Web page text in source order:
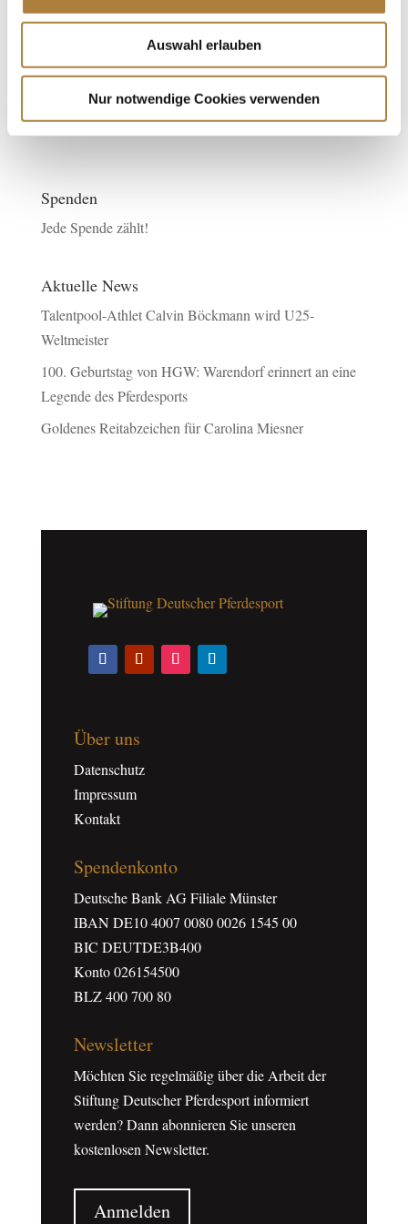
Auswahl erlauben
Nur notwendige Cookies verwenden
Weitere News
Para-Dressur
Spenden
Jede Spende zählt!
Aktuelle News
Talentpool-Athlet Calvin Böckmann wird U25-
Weltmeister
100. Geburtstag von HGW: Warendorf erinnert an eine
Legende des Pferdesports
Goldenes Reitabzeichen für Carolina Miesner
Über uns
Datenschutz
Impressum
Kontakt
Spendenkonto
Deutsche Bank AG Filiale Münster
IBAN DE10 4007 0080 0026 1545 00
BIC DEUTDE3B400
Konto 026154500
BLZ 400 700 80
Newsletter
Möchten Sie regelmäßig über die Arbeit der
Stiftung Deutscher Pferdesport informiert
werden? Dann abonnieren Sie unseren
kostenlosen Newsletter.
Anmelden